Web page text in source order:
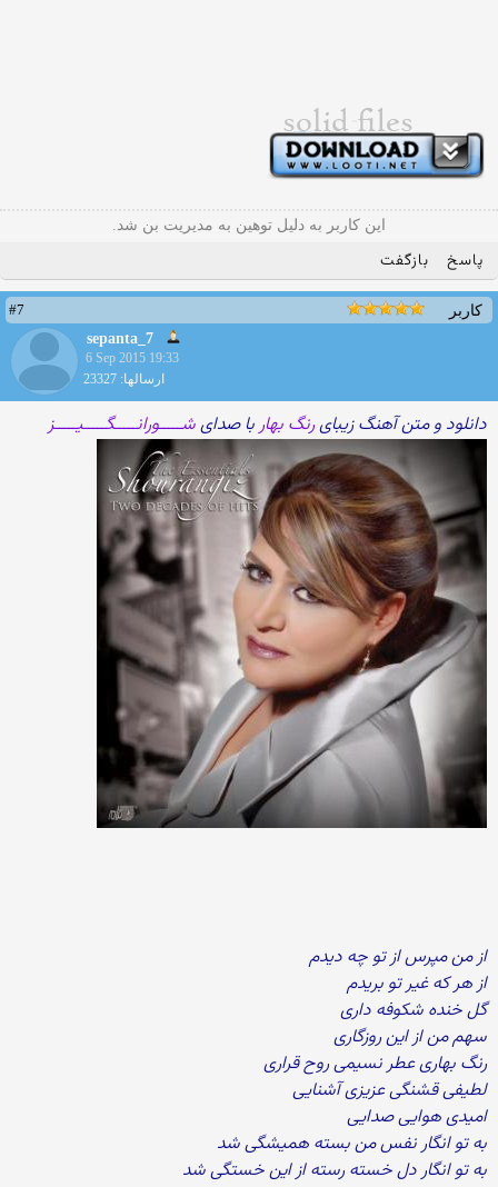
این کاربر به دلیل توهین به مدیریت بن شد.
پاسخ بازگفت
کاربر
#7
sepanta_7
6 Sep 2015 19:33
ارسالها: 23327
دانلود و متن آهنگ زیبایرنگ بهاربا صدایشـــــورانـــــگـــــیـــــز
از من مپرس از تو چه دیدم
از هر که غیر تو بریدم
گل خنده شکوفه داری
سهم من از این روزگاری
رنگ بهاری عطر نسیمی روح قراری
لطیفی قشنگی عزیزی آشنایی
امیدی هوایی صدایی
به تو انگار نفس من بسته همیشگی شد
به تو انگار دل خسته رسته از این خستگی شد